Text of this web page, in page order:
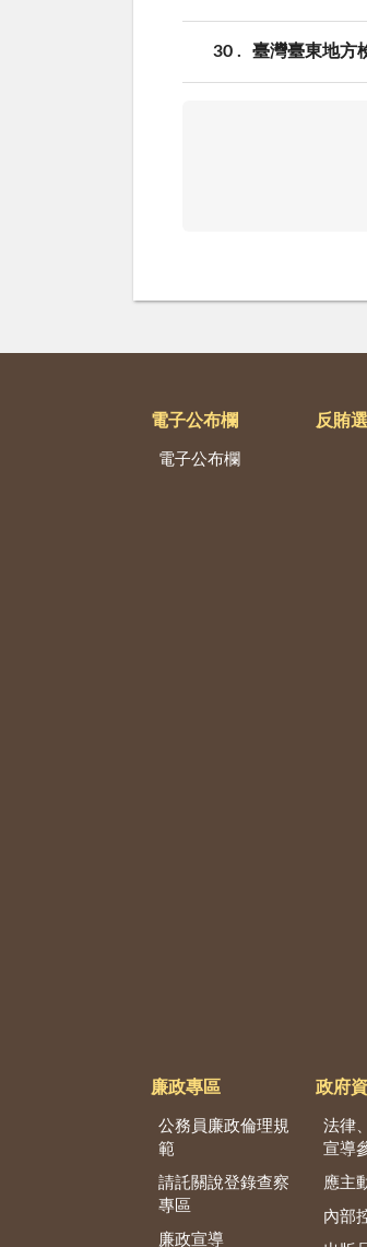
30 臺灣臺東地方
電子公布欄
電子公布欄
反賄
廉政專區
公務員廉政倫理規
範
請託關說登錄查察
專區
廉政宣導
政府
法律
宣導
應主
內部